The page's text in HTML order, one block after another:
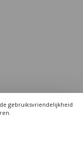
gebruiksvriendelijkheid